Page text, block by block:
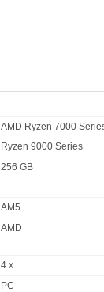
AMD Ryzen 7000
Ryzen 9000 Series
256 GB
AM5
AMD
4 x
PC